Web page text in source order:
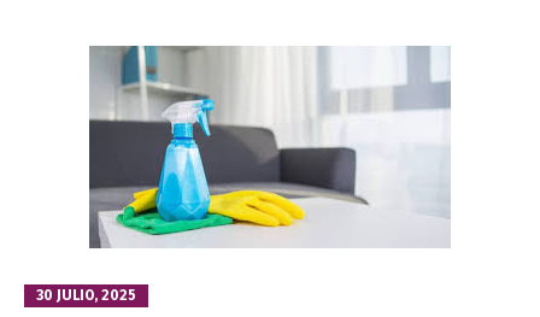
30 JULIO, 2025